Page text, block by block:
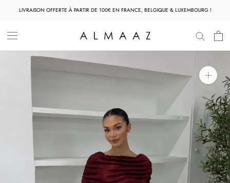
LIVRAISON OFFERTE À PARTIR DE 100€ EN FRANCE, BELGIQUE & LUXEMBOURG !